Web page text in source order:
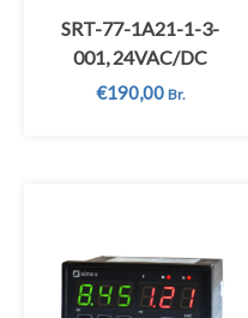
SRT-77-1A21-1-3-
001, 24VAC/DC
€190,00 Br.